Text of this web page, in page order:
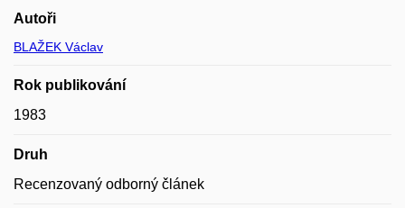
Autoři
BLAŽEK Václav
Rok publikování
1983
Druh
Recenzovaný odborný článek